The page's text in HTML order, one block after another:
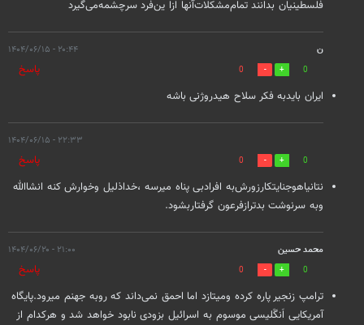
فلسطینیان بدانند‌ تمام‌مشکلات‌آنها‌ ازا ین‌فرد‌ سرچشمه‌می‌گیرد
ن ۲۰:۴۴ - ۱۴۰۴/۰۶/۱۵
0
0
پاسخ
ایران بایدبه فکر سلاح هیدروژنی باشه
۲۲:۳۳ - ۱۴۰۴/۰۶/۱۵
0
0
پاسخ
نتانیاهوجنایتکارزورش‌به افرادبی پناه میرسه ،خداذلیل وخوارش کنه انشاالله
وبه سرنوشت بدترازفرعون گرفتاربشود.
محمد حسین ۲۱:۰۰ - ۱۴۰۴/۰۶/۲۰
0
0
پاسخ
ترامپ زنجیر پاره کرده ومیتازد اما احمق نمی‌داند که روبه جهنم میرود.پایگاه
آمریکایی اَنگَلیسی موسوم به اسرائیل بزودی نابود خواهد شد و هرکدام از